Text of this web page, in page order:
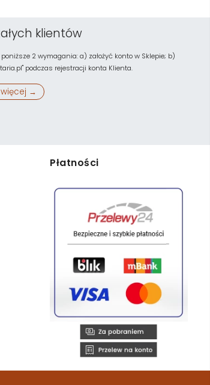
klientów
2 wymagania: a) założyć konto w Sklepie; b)
podczas rejestracji konta Klienta.
→
Płatności